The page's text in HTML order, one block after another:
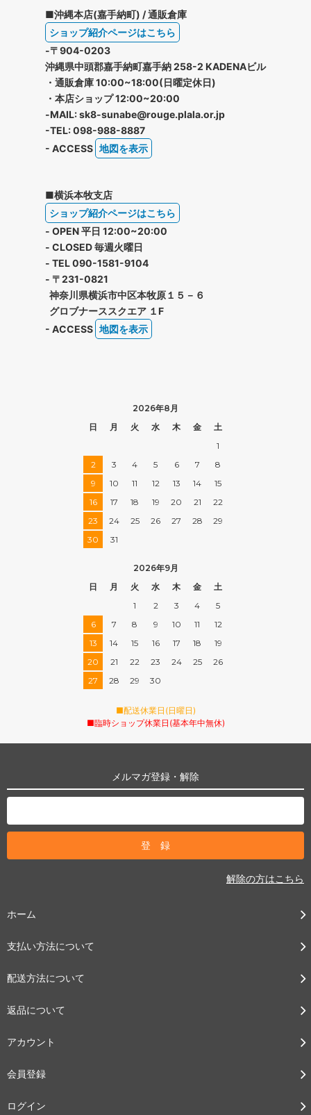
■沖縄本店(嘉手納町) / 通販倉庫
ショップ紹介ページはこちら
-〒904-0203
沖縄県中頭郡嘉手納町嘉手納 258-2 KADENAビル
・通販倉庫 10:00~18:00(日曜定休日)
・本店ショップ 12:00~20:00
-MAIL: sk8-sunabe@rouge.plala.or.jp
-TEL: 098-988-8887
- ACCESS 地図を表示
■横浜本牧支店
ショップ紹介ページはこちら
- OPEN 平日 12:00~20:00
- CLOSED 毎週火曜日
- TEL 090-1581-9104
- 〒231-0821
神奈川県横浜市中区本牧原１５－６
グロブナーススクエア １F
- ACCESS 地図を表示
2026年8月
日
月 火 水 木 金
土
1
2
3 4 5 6 7
8
9
10 11 12 13 14
15
16
17 18 19 20 21
22
23
24 25 26 27 28
29
30
31
2026年9月
日
月 火 水 木 金
土
1
2 3 4
5
6
7 8 9 10 11
12
13
14 15 16 17 18
19
20
21 22 23 24 25
26
27
28 29 30
■配送休業日(日曜日)
■臨時ショップ休業日(基本年中無休)
メルマガ登録・解除
解除の方はこちら
ホーム
支払い方法について
配送方法について
返品について
アカウント
会員登録
ログイン